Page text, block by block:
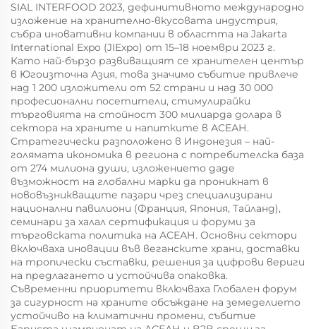
SIAL INTERFOOD 2023, дефинитивното международно
изложение на хранително-вкусовата индустрия,
събра иновативни компании в областта на Jakarta
International Expo (JIExpo) от 15–18 ноември 2023 г.
Като най-бързо развиващият се хранителен център
в Югоизточна Азия, това значимо събитие привлече
над 1 200 изложители от 52 страни и над 30 000
професионални посетители, стимулирайки
търговията на стойност 300 милиарда долара в
сектора на храните и напитките в АСЕАН.
Стратегически разположено в Индонезия – най-
голямата икономика в региона с потребителска база
от 274 милиона души, изложението даде
възможност на глобални марки да проникнат в
нововъзникващите пазари чрез специализирани
национални павилиони (Франция, Япония, Тайланд),
семинари за халал сертификация и форуми за
търговската политика на АСЕАН. Основни сектори
включваха иновации във веганските храни, доставки
на тропически съставки, решения за цифрови вериги
на предлагането и устойчива опаковка.
Съвременни приоритети включваха Глобален форум
за сигурност на храните обсъждане на земеделието
устойчиво на климатични промени, събитие